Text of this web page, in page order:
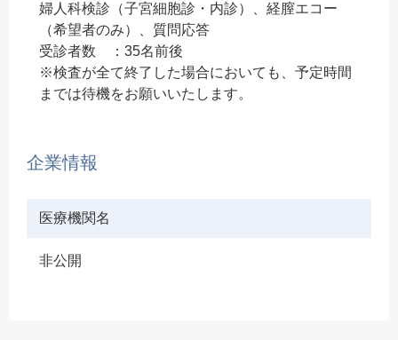
婦人科検診（子宮細胞診・内診）、経膣エコー
（希望者のみ）、質問応答
受診者数 ：35名前後
※検査が全て終了した場合においても、予定時間
までは待機をお願いいたします。
企業情報
医療機関名
非公開